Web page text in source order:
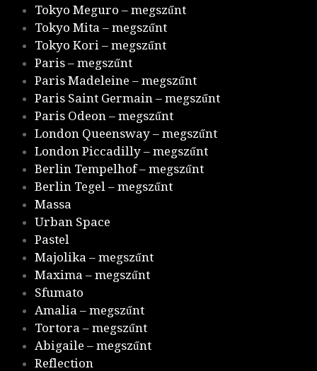
Tokyo Meguro – megszűnt
Tokyo Mita – megszűnt
Tokyo Kori – megszűnt
Paris – megszűnt
Paris Madeleine – megszűnt
Paris Saint Germain – megszűnt
Paris Odeon – megszűnt
London Queensway – megszűnt
London Piccadilly – megszűnt
Berlin Tempelhof – megszűnt
Berlin Tegel – megszűnt
Massa
Urban Space
Pastel
Majolika – megszűnt
Maxima – megszűnt
Sfumato
Amalia – megszűnt
Tortora – megszűnt
Abigaile – megszűnt
Reflection